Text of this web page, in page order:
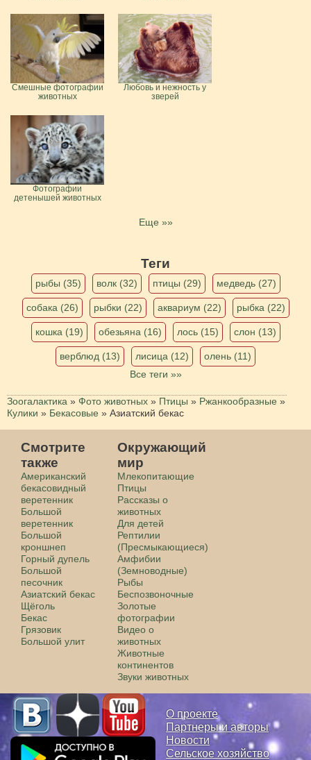
Смешные фотографии
животных
Любовь и нежность у
зверей
Фотографии
детенышей животных
Еще »»
Теги
рыбы (35) волк (32) птицы (29) медведь (27)
собака (26) рыбки (22) аквариум (22) рыбка (22)
кошка (19) обезьяна (16) лось (15) слон (13)
верблюд (13) лисица (12)
олень (11)
Все теги »»
Зоогалактика » Фото животных » Птицы » Ржанкообразные »
Кулики » Бекасовые » Азиатский бекас
Смотрите
также
Американский
бекасовидный
веретенник
Большой
веретенник
Большой
кроншнеп
Горный дупель
Большой
песочник
Азиатский бекас
Щёголь
Бекас
Грязовик
Большой улит
Окружающий
мир
Млекопитающие
Птицы
Рассказы о
животных
Для детей
Рептилии
(Пресмыкающиеся)
Амфибии
(Земноводные)
Рыбы
Беспозвоночные
Золотые
фотографии
Видео о
животных
Животные
континентов
Звуки животных
О проекте
Партнеры и авторы
Новости
Сельское хозяйство